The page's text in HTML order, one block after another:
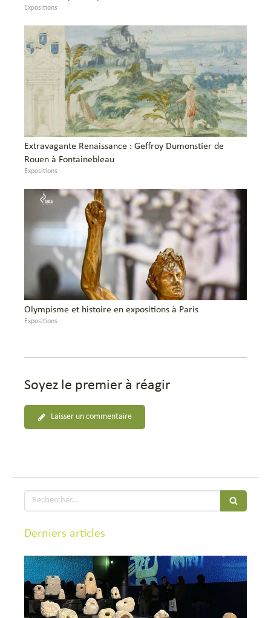
Expositions
Extravagante Renaissance : Geffroy Dumonstier de
Rouen à Fontainebleau
Expositions
Olympisme et histoire en expositions à Paris
Expositions
Soyez le premier à réagir
Laisser un commentaire
Rechercher
Derniers articles